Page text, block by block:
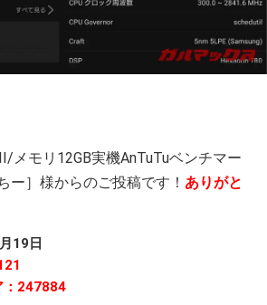
メモリ12GB実機AnTuTuベンチマー
ー］様からのご投稿です！ ありがと
19日
：247884